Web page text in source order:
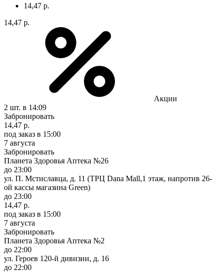
14,47 р.
14,47 р.
Акции
2 шт. в 14:09
Забронировать
14,47 р.
под заказ в 15:00
7 августа
Забронировать
Планета Здоровья Аптека №26
до 23:00
ул. П. Мстиславца, д. 11 (ТРЦ Dana Mall,1 этаж, напротив 26-
ой кассы магазина Green)
до 23:00
14,47 р.
под заказ в 15:00
7 августа
Забронировать
Планета Здоровья Аптека №2
до 22:00
ул. Героев 120-й дивизии, д. 16
до 22:00